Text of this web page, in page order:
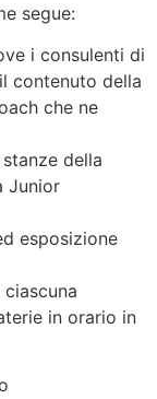
segue:
i consulenti di
contenuto della
che ne
della
Junior
esposizione
in orario in